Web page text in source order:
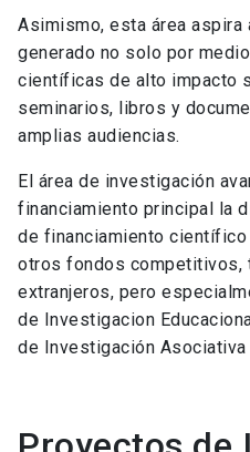
Asimismo, esta área
generado no solo por
científicas de alto impacto
seminarios, libros y
amplias audiencias.
El área de investigación
financiamiento principal la
de financiamiento científico
otros fondos competitivos,
extranjeros, pero
de Investigacion
de Investigación Asociativa